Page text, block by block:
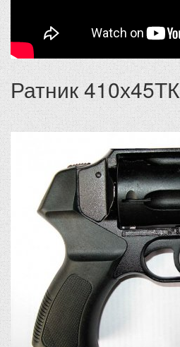
Ратник 410х45ТК